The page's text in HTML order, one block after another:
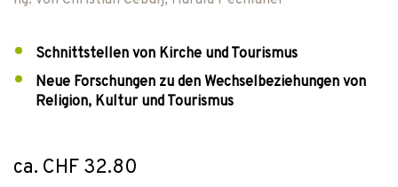
Schnittstellen von Kirche und Tourismus
Neue Forschungen zu den Wechselbeziehungen von
Religion, Kultur und Tourismus
ca. CHF 32.80